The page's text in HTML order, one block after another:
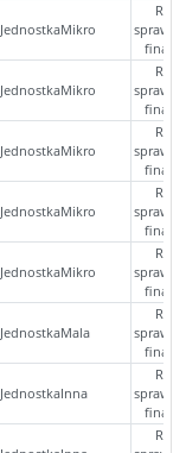
JednostkaMikro
JednostkaMikro
JednostkaMikro
JednostkaMikro
JednostkaMikro
JednostkaMala
JednostkaInna